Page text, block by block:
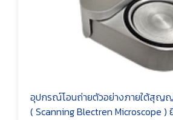
อุปกรณ์โอนถ่ายตัวอย่างภายใต้สุญญ
( Scanning Blectren Microscope )